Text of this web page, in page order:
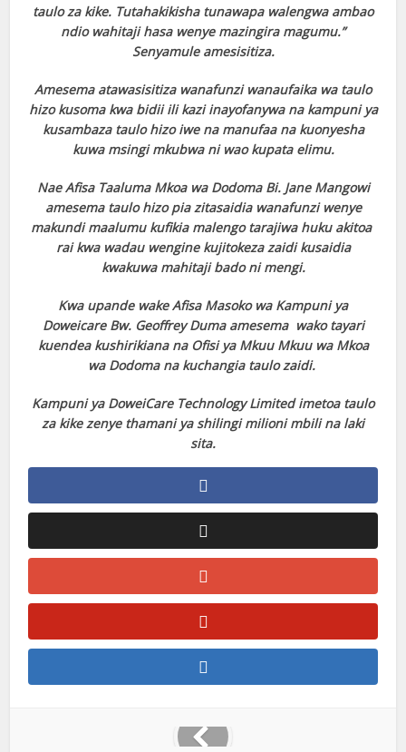
taulo za kike. Tutahakikisha tunawapa walengwa ambao
ndio wahitaji hasa wenye mazingira magumu.”
Senyamule amesisitiza.
Amesema atawasisitiza wanafunzi wanaufaika wa taulo
hizo kusoma kwa bidii ili kazi inayofanywa na kampuni ya
kusambaza taulo hizo iwe na manufaa na kuonyesha
kuwa msingi mkubwa ni wao kupata elimu.
Nae Afisa Taaluma Mkoa wa Dodoma Bi. Jane Mangowi
amesema taulo hizo pia zitasaidia wanafunzi wenye
makundi maalumu kufikia malengo tarajiwa huku akitoa
rai kwa wadau wengine kujitokeza zaidi kusaidia
kwakuwa mahitaji bado ni mengi.
Kwa upande wake Afisa Masoko wa Kampuni ya
Doweicare Bw. Geoffrey Duma amesema wako tayari
kuendea kushirikiana na Ofisi ya Mkuu Mkuu wa Mkoa
wa Dodoma na kuchangia taulo zaidi.
Kampuni ya DoweiCare Technology Limited imetoa taulo
za kike zenye thamani ya shilingi milioni mbili na laki
sita.